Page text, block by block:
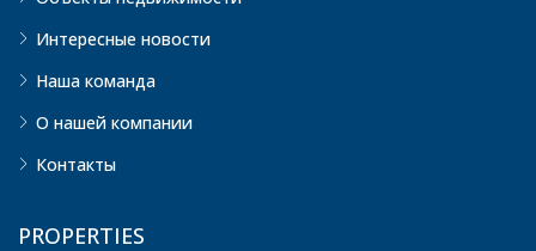
Интересные новости
Наша команда
О нашей компании
Контакты
PROPERTIES